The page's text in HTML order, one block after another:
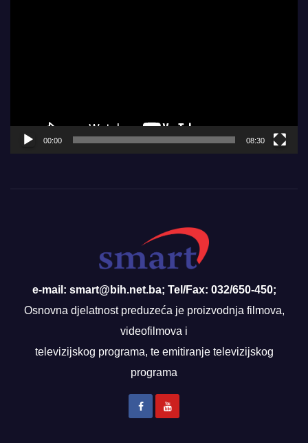
00:00 08:30
e-mail: smart@bih.net.ba; Tel/Fax: 032/650-450;
Osnovna djelatnost preduzeća je proizvodnja filmova,
videofilmova i
televizijskog programa, te emitiranje televizijskog
programa